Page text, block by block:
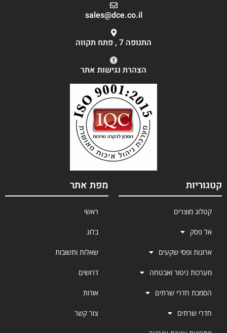
sales@dce.co.il
התנופה 7 , פתח תקווה
הצהרת נגישות אתר
קטגוריות
קטלוג מוצרים
אל פסק
ארונות ופסי שקעים
מערכות ניטור ואבטחה
הסמכת חדרי שרתים
חדרי שרתים
מפת אתר
ראשי
בלוג
שאלות ותשובות
דרושים
אודות
צור קשר